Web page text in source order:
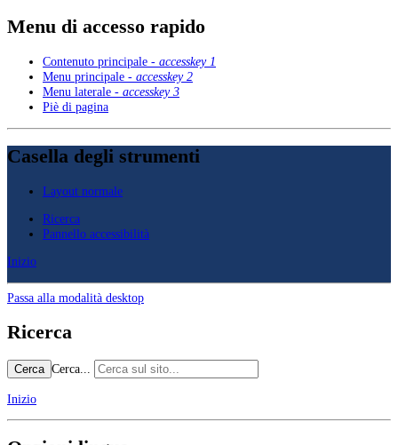
Menu di accesso rapido
Contenuto principale - accesskey 1
Menu principale - accesskey 2
Menu laterale - accesskey 3
Piè di pagina
Casella degli strumenti
Layout normale
Ricerca
Pannello accessibilità
Inizio
Passa alla modalità desktop
Ricerca
Cerca Cerca...
Inizio